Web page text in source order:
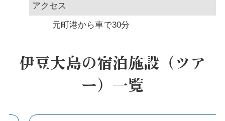
アクセス
元町港から車で30分
伊豆大島の宿泊施設（ツア
ー）一覧